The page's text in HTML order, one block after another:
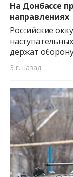
На Донбассе
направлениях
Российские
держат
3 г. назад